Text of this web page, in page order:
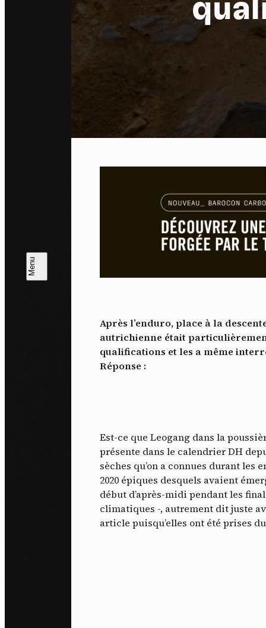
Après l’enduro, place à la
autrichienne était
qualifications et les a même
Réponse :
Est-ce que Leogang dans la
présente dans le calendrier DH
sèches qu’on a connues durant
2020 épiques desquels avaient
début d’après-midi pendant les
climatiques -, autrement dit juste
article puisqu’elles ont été prises
Tout